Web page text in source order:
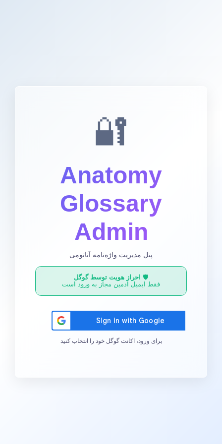
🔐
Anatomy
Glossary
Admin
پنل مدیریت واژه‌نامه آناتومی
🛡️ احراز هویت توسط گوگل
فقط ایمیل ادمین مجاز به ورود است
برای ورود، اکانت گوگل خود را انتخاب کنید